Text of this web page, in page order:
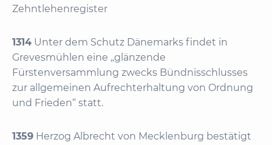
Zehntlehenregister
1314 Unter dem Schutz Dänemarks findet in
Grevesmühlen eine „glänzende
Fürstenversammlung zwecks Bündnisschlusses
zur allgemeinen Aufrechterhaltung von Ordnung
und Frieden“ statt.
1359 Herzog Albrecht von Mecklenburg bestätigt